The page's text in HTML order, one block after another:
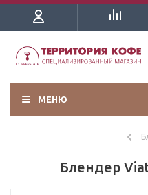
МЕНЮ
Блендер